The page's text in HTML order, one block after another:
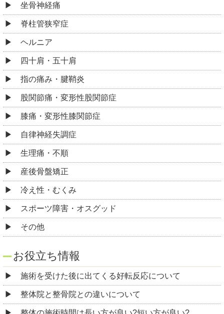
坐骨神経痛
脊柱管狭窄症
ヘルニア
四十肩・五十肩
指の痛み・腱鞘炎
股関節痛・変形性股関節症
膝痛・変形性膝関節症
自律神経失調症
生理痛・不順
産後骨盤矯正
冷え性・むくみ
スポーツ障害・オスグッド
その他
お役立ち情報
施術を受けた後に出てくる好転反応について
整体院と整骨院との違いについて